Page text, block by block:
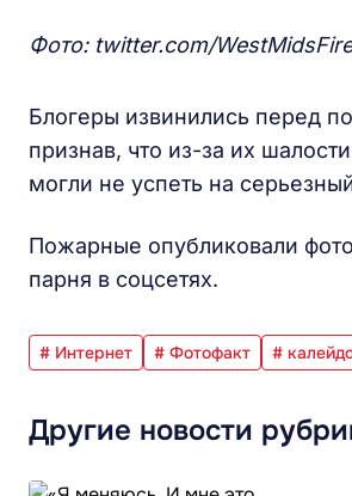
Фото: twitter.com/WestMidsFire
Блогеры извинились перед
признав, что из-за их
могли не успеть на
Пожарные опубликовали
парня в соцсетях.
# Интернет # Фотофакт #
Другие новости